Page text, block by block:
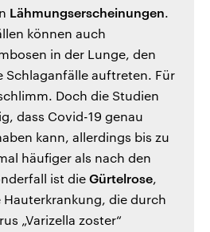
Lähmungserscheinungen.
können auch
in der Lunge, den
Schlaganfälle auftreten. Für
Doch die Studien
dass Covid-19 genau
kann, allerdings bis zu
häufiger als nach den
ist die Gürtelrose,
die durch
„Varizella zoster“